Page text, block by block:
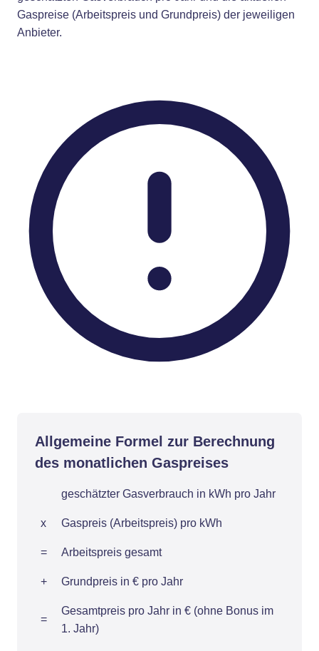
Gaspreise (Arbeitspreis und Grundpreis) der jeweiligen
Anbieter.
Allgemeine Formel zur Berechnung
des monatlichen Gaspreises
geschätzter Gasverbrauch in kWh pro Jahr
x Gaspreis (Arbeitspreis) pro kWh
= Arbeitspreis gesamt
+ Grundpreis in € pro Jahr
=
Gesamtpreis pro Jahr in € (ohne Bonus im
1. Jahr)